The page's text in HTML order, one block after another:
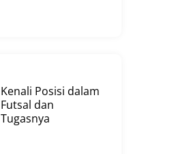
Kenali Posisi dalam
Futsal dan
Tugasnya